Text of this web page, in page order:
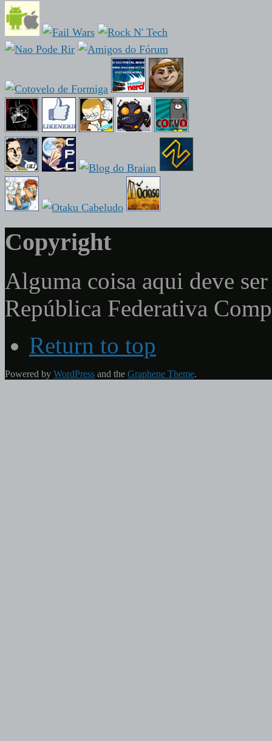
Copyright
Alguma coisa aqui deve
República Federativa
Return to top
Powered by WordPress and the Graphene Theme.